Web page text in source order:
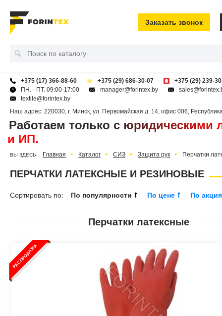
Заказать звонок
+375 (17) 366-88-60 +375 (29) 686-30-07
+375 (29) 239-
ПН. - ПТ. 09:00-17:00
manager@forintex.by
textile@forintex.by
Наш адрес: 220030, г. Минск, ул. Первомайская д. 14, офис 006,
Работаем только с юридическими
и ИП.
ВЫ ЗДЕСЬ: Главная Каталог СИЗ Защита рук Перчатки
ПЕРЧАТКИ ЛАТЕКСНЫЕ И РЕЗИНОВЫЕ
Сортировать по: По популярности По цене По
Перчатки латексные
РАСПРОДАЖА